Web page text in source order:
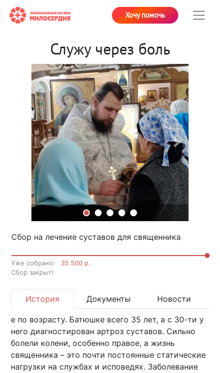
Хочу помочь
Служу через боль
Previous Next
Сбор на лечение суставов для священника
Уже собрано:
35 500 р.
Cбор закрыт!
История Документы Новости
е по возрасту. Батюшке всего 35 лет, а с 30-ти у
него диагностирован артроз суставов. Сильно
болели колени, особенно правое, а жизнь
священника – это почти постоянные статические
нагрузки на службах и исповедях. Заболевание